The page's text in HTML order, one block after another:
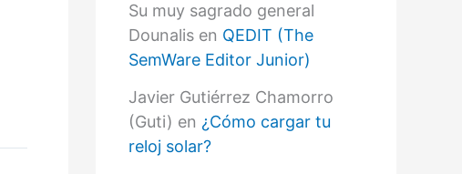
Su muy sagrado general
Dounalis en QEDIT (The
SemWare Editor Junior)
Javier Gutiérrez Chamorro
(Guti) en ¿Cómo cargar tu
reloj solar?